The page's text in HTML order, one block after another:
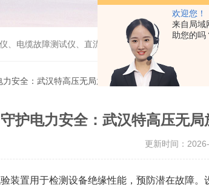
欢迎您！
来自局域
助您的吗
、电缆故障测试仪、直流高压发生器等
力安全：武汉特高压无局放耐压试验装置设备排名的关
守护电力安全：武汉特高压无
更新时间：
装置用于检测设备绝缘性能，预防潜在故障